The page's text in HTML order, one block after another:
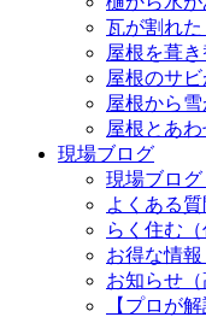
瓦が割れた
屋根を葺
屋根のサ
屋根から
屋根とあ
現場ブログ
現場ブログ
よくある質
らく住む（
お得な情報
お知らせ（
【プロが